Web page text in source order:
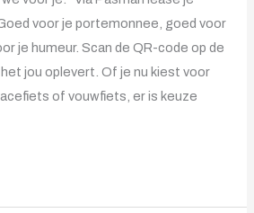
voor je portemonnee, goed voor
je humeur. Scan de QR-code op de
jou oplevert. Of je nu kiest voor
of vouwfiets, er is keuze